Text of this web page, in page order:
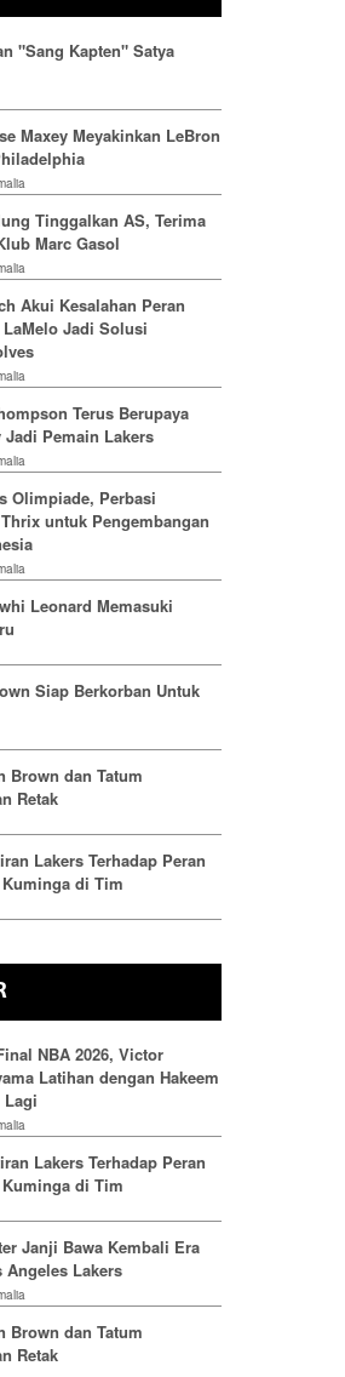
"Sang Kapten" Satya
Maxey Meyakinkan LeBron
Tinggalkan AS, Terima
Marc Gasol
Akui Kesalahan Peran
Jadi Solusi
Terus Berupaya
Jadi Pemain Lakers
Olimpiade, Perbasi
untuk Pengembangan
Leonard Memasuki
Siap Berkorban Untuk
Brown dan Tatum
Retak
Lakers Terhadap Peran
di Tim
NBA 2026, Victor
Latihan dengan Hakeem
Lakers Terhadap Peran
di Tim
Janji Bawa Kembali Era
Angeles Lakers
Brown dan Tatum
Retak